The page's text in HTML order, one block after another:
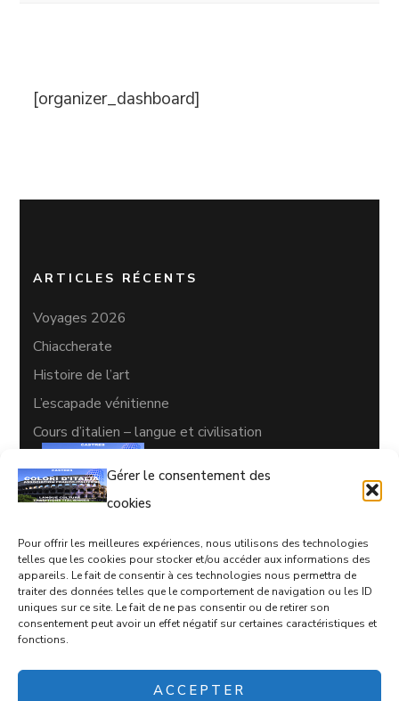
Gérer le consentement des
cookies
Pour offrir les meilleures expériences, nous utilisons des technologies
telles que les cookies pour stocker et/ou accéder aux informations des
appareils. Le fait de consentir à ces technologies nous permettra de
traiter des données telles que le comportement de navigation ou les ID
uniques sur ce site. Le fait de ne pas consentir ou de retirer son
consentement peut avoir un effet négatif sur certaines caractéristiques et
fonctions.
ACCEPTER
[organizer_dashboard]
ARTICLES RÉCENTS
Voyages 2026
Chiaccherate
Histoire de l’art
L’escapade vénitienne
Cours d’italien – langue et civilisation
CONTACTS
05 63 35 77 08
coloriditalia@orange.fr
17 rue d'Empare, Castres, 81100